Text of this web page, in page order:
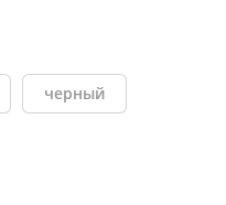
черный